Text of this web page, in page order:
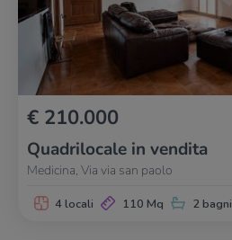
€ 210.000
Quadrilocale in vendita
Medicina, Via via san paolo
4 locali 110 Mq 2 bagni